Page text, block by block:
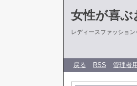
女性が喜
レディースファッショ
戻る RSS 管理者用